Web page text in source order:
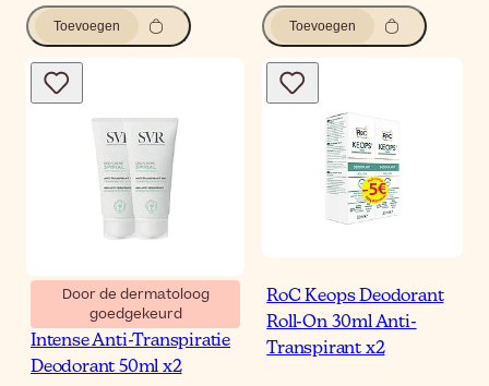
Toevoegen Toevoegen
Door de dermatoloog
goedgekeurd
SVR Spirial Crème 48u
Intense Anti-Transpiratie
Deodorant 50ml x2
RoC Keops Deodorant
Roll-On 30ml Anti-
Transpirant x2